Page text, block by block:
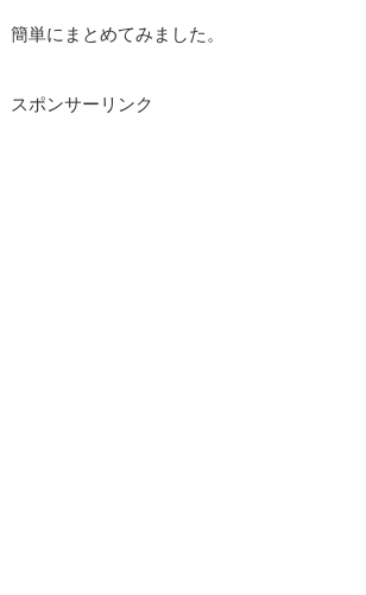
簡単にまとめてみました。
スポンサーリンク